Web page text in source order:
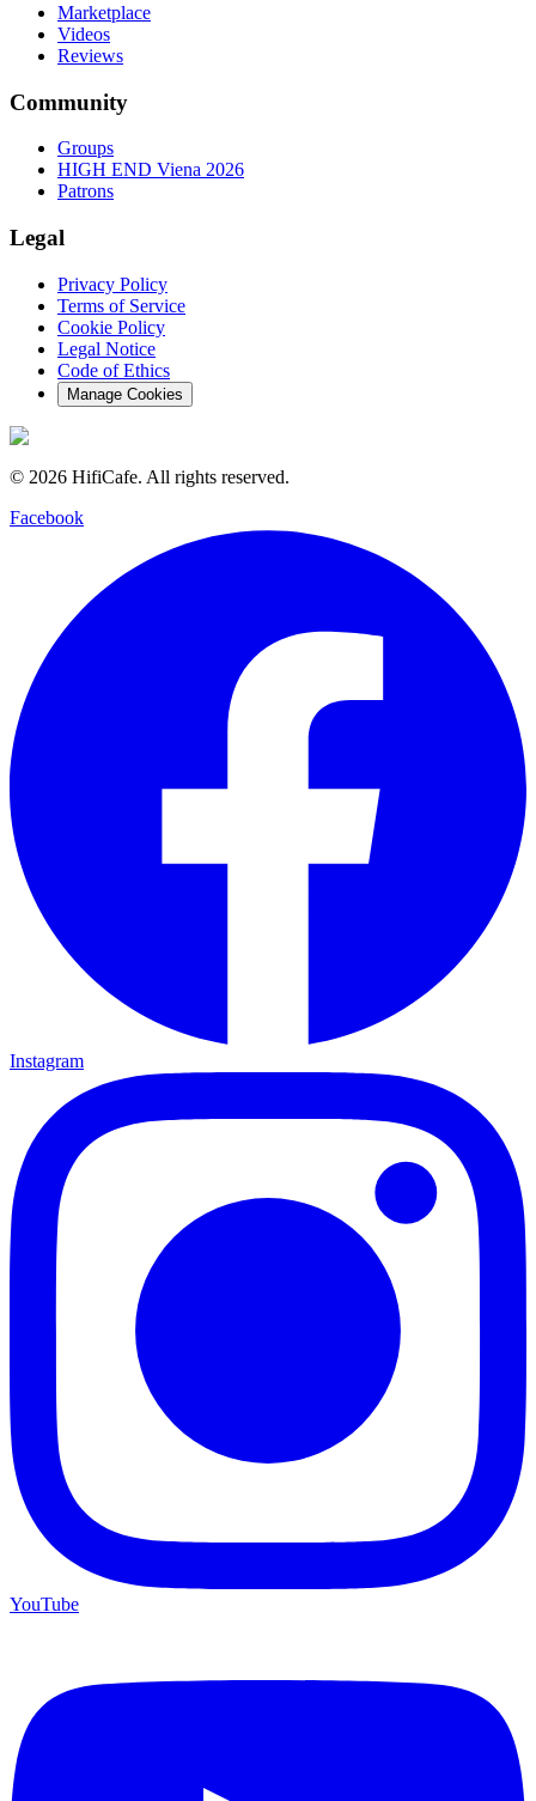
Marketplace
Videos
Reviews
Community
Groups
HIGH END Viena 2026
Patrons
Legal
Privacy Policy
Terms of Service
Cookie Policy
Legal Notice
Code of Ethics
Manage Cookies
© 2026 HifiCafe. All rights reserved.
Facebook
Instagram
YouTube